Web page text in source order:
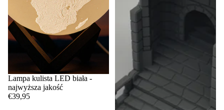
Lampa kulista LED biała -
najwyższa jakość
€39,95